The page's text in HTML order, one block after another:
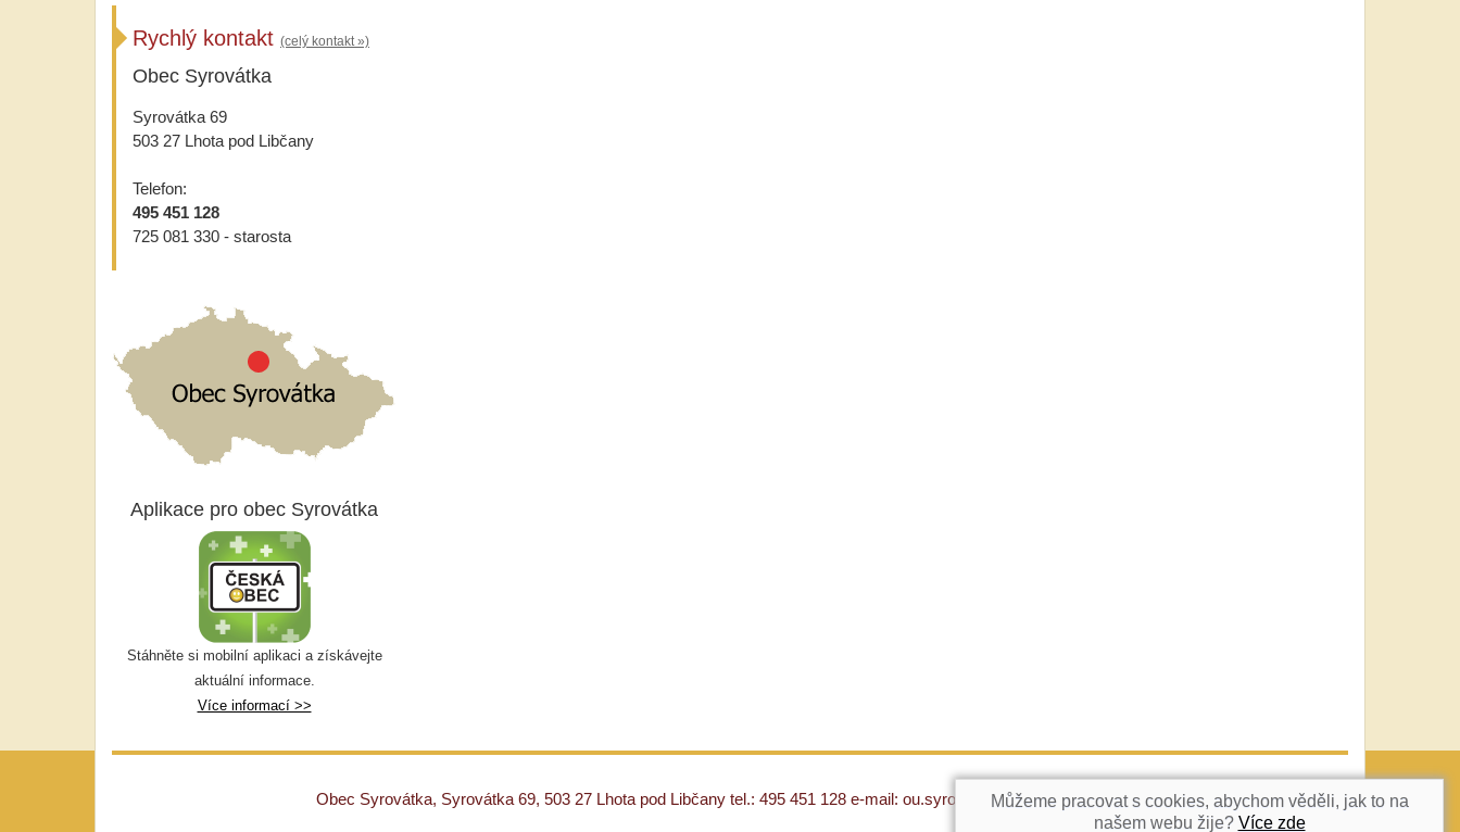
Rychlý kontakt (celý kontakt »)
Obec Syrovátka
Syrovátka 69
503 27 Lhota pod Libčany
Telefon:
495 451 128
725 081 330 - starosta
Aplikace pro obec Syrovátka
Stáhněte si mobilní aplikaci a získávejte
aktuální informace.
Více informací >>
NAHORU
Obec Syrovátka, Syrovátka 69, 503 27 Lhota pod Libčany tel.: 495 451 128 e-mail: ou.syrovatka@c-box.czMůžeme pracovat s cookies, abychom věděli, jak to na
našem webu žije? Více zde